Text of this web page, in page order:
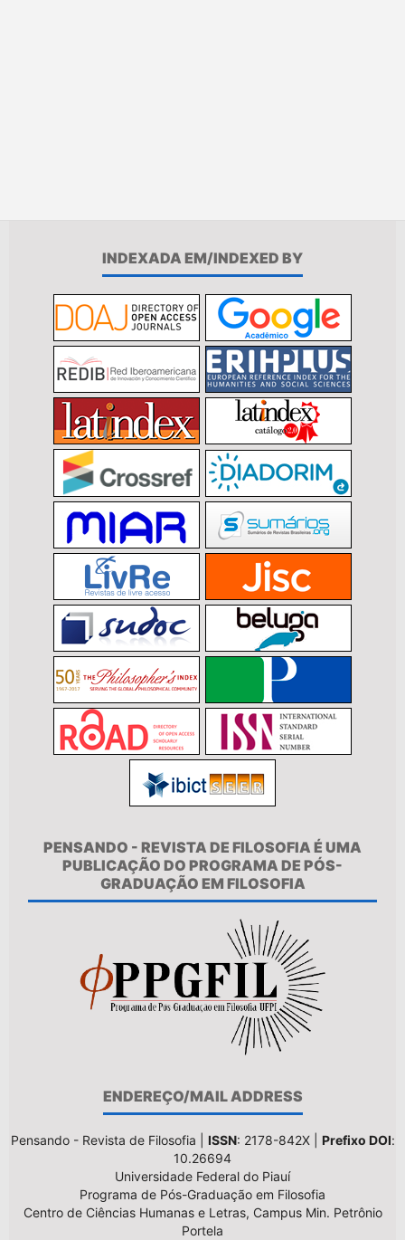
INDEXADA EM/INDEXED BY
PENSANDO - REVISTA DE FILOSOFIA É UMA
PUBLICAÇÃO DO PROGRAMA DE PÓS-
GRADUAÇÃO EM FILOSOFIA
ENDEREÇO/MAIL ADDRESS
Pensando - Revista de Filosofia | ISSN: 2178-842X | Prefixo DOI:
10.26694
Universidade Federal do Piauí
Programa de Pós-Graduação em Filosofia
Centro de Ciências Humanas e Letras, Campus Min. Petrônio
Portela